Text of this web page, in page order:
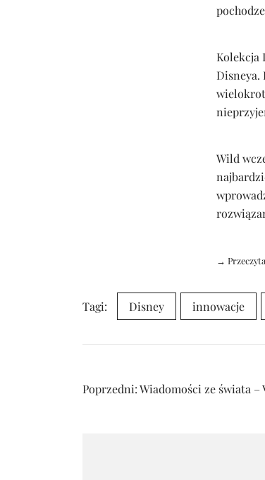
Kolekcja
Disneya.
Wild
→
Tagi: Disney innowacje
Nawigacja
Poprzedni:Wiadomości ze świata –